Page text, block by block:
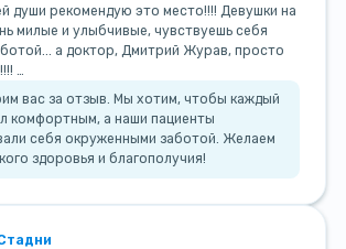
души рекомендую это место!!!! Девушки на
милые и улыбчивые, чувствуешь себя
а доктор, Дмитрий Журав, просто
…
вас за отзыв. Мы хотим, чтобы каждый
комфортным, а наши пациенты
себя окруженными заботой. Желаем
здоровья и благополучия!